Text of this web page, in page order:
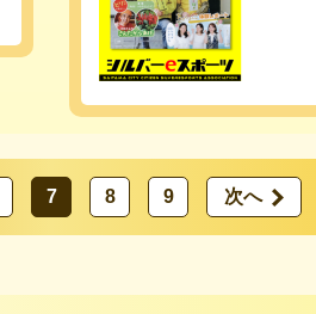
7 8 9 次へ